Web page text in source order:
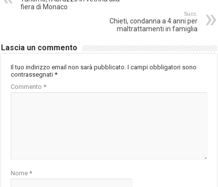
fiera di Monaco
Succ.
Chieti, condanna a 4 anni per
maltrattamenti in famiglia
Lascia un commento
Il tuo indirizzo email non sarà pubblicato. I campi obbligatori sono
contrassegnati*
Commento*
Nome*